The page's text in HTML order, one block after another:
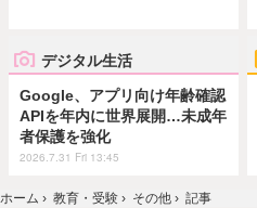
デジタル生活
Google、アプリ向け年齢確認
APIを年内に世界展開…未成年
者保護を強化
2026.7.31 Fri 13:45
ホーム › 教育・受験 › その他 › 記事